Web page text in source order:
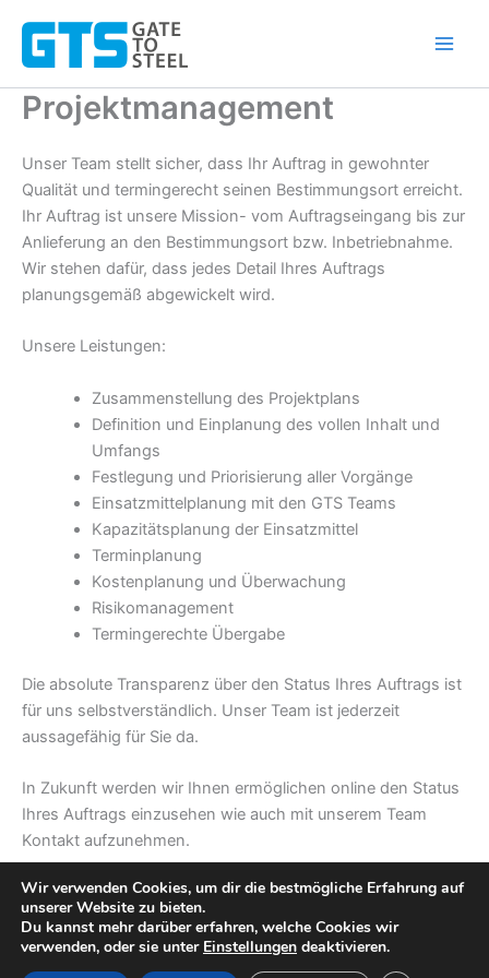
Inhalt
springen
Projektmanagement
Unser Team stellt sicher, dass Ihr Auftrag in gewohnter
Qualität und termingerecht seinen Bestimmungsort erreicht.
Ihr Auftrag ist unsere Mission- vom Auftragseingang bis zur
Anlieferung an den Bestimmungsort bzw. Inbetriebnahme.
Wir stehen dafür, dass jedes Detail Ihres Auftrags
planungsgemäß abgewickelt wird.
Unsere Leistungen:
Zusammenstellung des Projektplans
Definition und Einplanung des vollen Inhalt und
Umfangs
Festlegung und Priorisierung aller Vorgänge
Einsatzmittelplanung mit den GTS Teams
Kapazitätsplanung der Einsatzmittel
Terminplanung
Kostenplanung und Überwachung
Risikomanagement
Termingerechte Übergabe
Die absolute Transparenz über den Status Ihres Auftrags ist
für uns selbstverständlich. Unser Team ist jederzeit
aussagefähig für Sie da.
In Zukunft werden wir Ihnen ermöglichen online den Status
Ihres Auftrags einzusehen wie auch mit unserem Team
Kontakt aufzunehmen.
Copyright © 2026 | Präsentiert vonAstra-WordPress-Theme
Impressum
Datenschutzerklärung
Wir verwenden Cookies, um dir die bestmögliche Erfahrung auf
unserer Website zu bieten.
Du kannst mehr darüber erfahren, welche Cookies wir
verwenden, oder sie unter Einstellungen deaktivieren.